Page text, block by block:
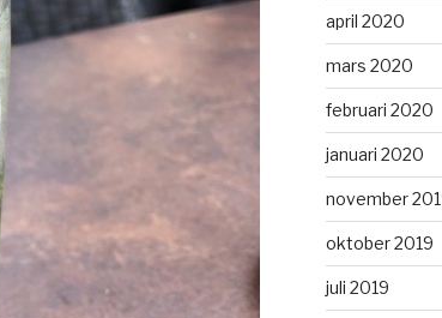
april 2020
mars 2020
februari 2020
januari 2020
november
oktober 2019
juli 2019